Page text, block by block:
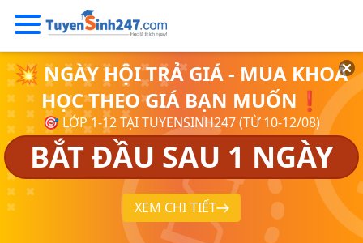
💥 NGÀY HỘI TRẢ GIÁ - MUA KHOÁ
HỌC THEO GIÁ BẠN MUỐN❗
🎯 LỚP 1-12 TẠI TUYENSINH247 (TỪ 10-12/08)
BẮT ĐẦU SAU 1 NGÀY
XEM CHI TIẾT